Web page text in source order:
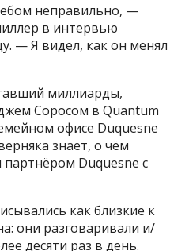
неправильно, —
в интервью
— Я видел, как он менял
миллиарды,
Соросом в Quantum
офисе Duquesne
знает, о чём
партнёром Duquesne с
как близкие к
они разговаривали и/
десяти раз в день.